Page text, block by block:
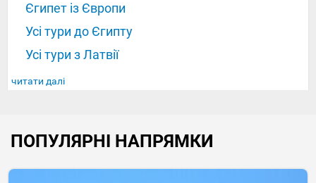
Єгипет із Європи
Усі тури до Єгипту
Усі тури з Латвії
читати далі
ПОПУЛЯРНІ НАПРЯМКИ